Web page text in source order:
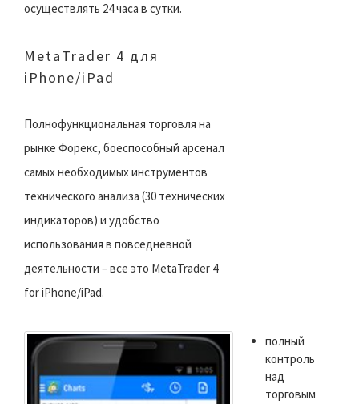
осуществлять 24 часа в сутки.
MetaTrader 4 для
iPhone/iPad
Полнофункциональная торговля на
рынке Форекс, боеспособный арсенал
самых необходимых инструментов
технического анализа (30 технических
индикаторов) и удобство
использования в повседневной
деятельности – все это MetaTrader 4
for iPhone/iPad.
полный
контроль
над
торговым